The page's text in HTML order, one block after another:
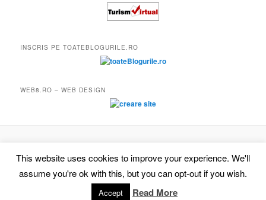
INSCRIS PE TOATEBLOGURILE.RO
WEB8.RO – WEB DESIGN
This website uses cookies to improve your experience. We'll
assume you're ok with this, but you can opt-out if you wish.
Accept Read More